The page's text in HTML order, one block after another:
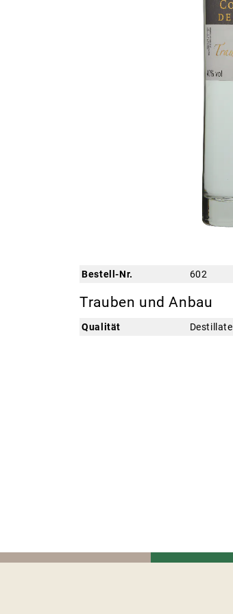
Bestell-Nr. 602
Trauben und Anbau
Qualität Destillate